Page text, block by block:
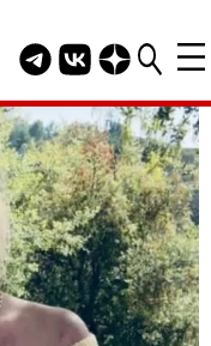
Telegram канал
Группа HELLO
Канал